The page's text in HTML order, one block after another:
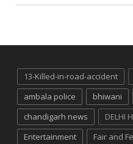
13-Killed-in-road-accident
ambala police
bhiwani
chandigarh news
DELHI
Entertainment
Fair and